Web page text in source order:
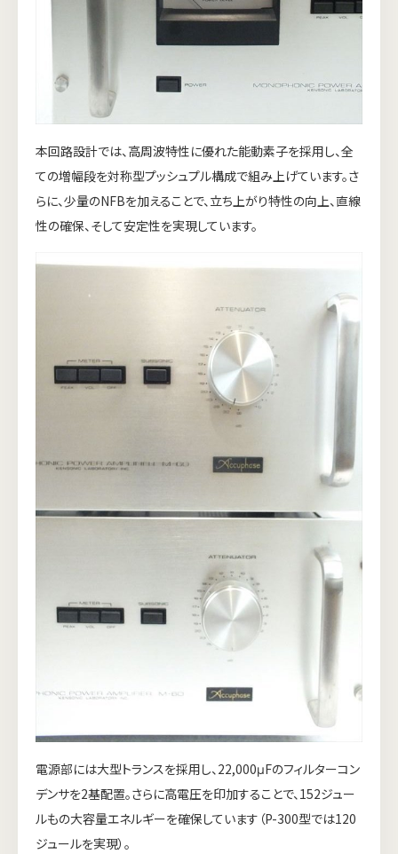
本回路設計では、高周波特性に優れた能動素子を採用し、全
ての増幅段を対称型プッシュプル構成で組み上げています。さ
らに、少量のNFBを加えることで、立ち上がり特性の向上、直線
性の確保、そして安定性を実現しています。
電源部には大型トランスを採用し、22,000μFのフィルターコン
デンサを2基配置。さらに高電圧を印加することで、152ジュー
ルもの大容量エネルギーを確保しています（P-300型では120
ジュールを実現）。